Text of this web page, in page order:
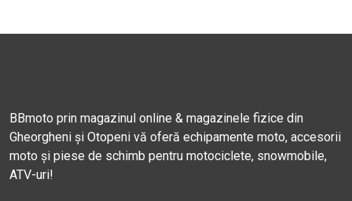
BBmoto prin magazinul online & magazinele fizice din
Gheorgheni și Otopeni vă oferă echipamente moto, accesorii
moto și piese de schimb pentru motociclete, snowmobile,
ATV-uri!